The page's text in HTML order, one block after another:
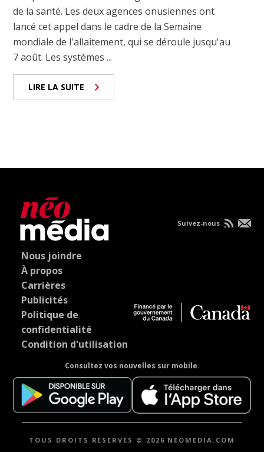
de la santé. Les deux agences onusiennes ont
lancé cet appel dans le cadre de la Semaine
mondiale de l'allaitement, qui se déroule jusqu'au
7 août. Les systèmes ...
LIRE LA SUITE
Nous joindre
À propos
Carrières
Publicités
Politique de
confidentialité
Condition d'utilisation
Consultez vos nouvelles sur mobile.
Suivez-nous
TOUS DROITS RÉSERVÉS © 2026 NÉOMEDIA.COM